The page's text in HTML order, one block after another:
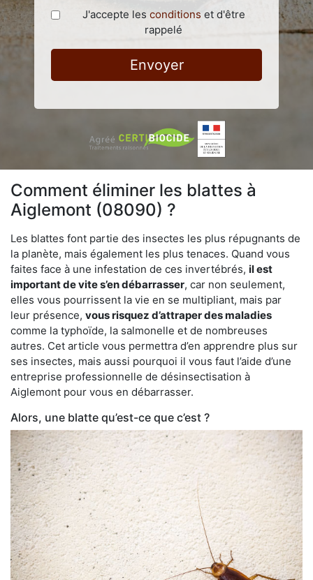
J'accepte les conditions et d'être
rappelé
Envoyer
Comment éliminer les blattes à
Aiglemont (08090) ?
Les blattes font partie des insectes les plus répugnants de
la planète, mais également les plus tenaces. Quand vous
faites face à une infestation de ces invertébrés, il est
important de vite s’en débarrasser, car non seulement,
elles vous pourrissent la vie en se multipliant, mais par
leur présence, vous risquez d’attraper des maladies
comme la typhoïde, la salmonelle et de nombreuses
autres. Cet article vous permettra d’en apprendre plus sur
ses insectes, mais aussi pourquoi il vous faut l’aide d’une
entreprise professionnelle de désinsectisation à
Aiglemont pour vous en débarrasser.
Alors, une blatte qu’est-ce que c’est ?